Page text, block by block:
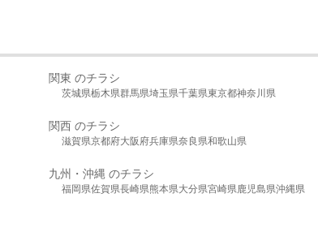
関東 のチラシ
茨城県栃木県群馬県埼玉県千葉県東京都神奈川県
関西 のチラシ
滋賀県京都府大阪府兵庫県奈良県和歌山県
九州・沖縄 のチラシ
福岡県佐賀県長崎県熊本県大分県宮崎県鹿児島県沖縄県